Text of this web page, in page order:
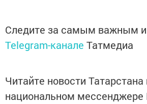
Следите за самым важным
Telegram-канале Татмедиа
Читайте новости Татарстана
национальном мессенджере